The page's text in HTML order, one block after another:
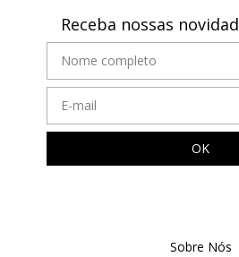
Receba nossas
Sobre Nós